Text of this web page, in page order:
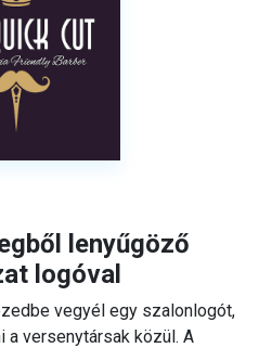
lenyűgöző
logóval
vegyél egy szalonlogót,
a versenytársak közül. A